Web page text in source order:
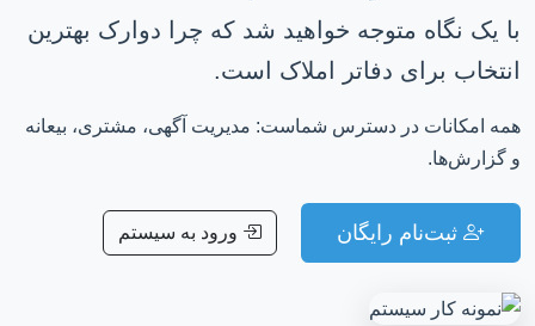
با یک نگاه متوجه خواهید شد که چرا دوارک بهترین
انتخاب برای دفاتر املاک است.
همه امکانات در دسترس شماست: مدیریت آگهی، مشتری، بیعانه
و گزارش‌ها.
ثبت‌نام رایگان ورود به سیستم